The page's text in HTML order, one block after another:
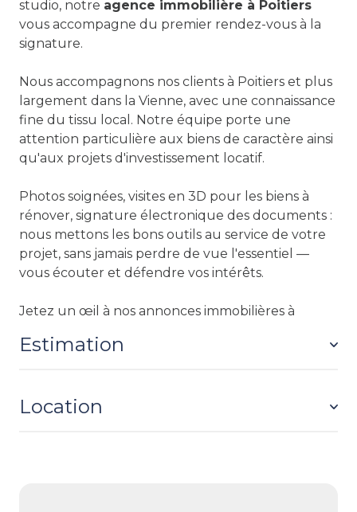
studio, notre agence immobilière à Poitiers
vous accompagne du premier rendez-vous à la
signature.
Nous accompagnons nos clients à Poitiers et plus
largement dans la Vienne, avec une connaissance
fine du tissu local. Notre équipe porte une
attention particulière aux biens de caractère ainsi
qu'aux projets d'investissement locatif.
Photos soignées, visites en 3D pour les biens à
rénover, signature électronique des documents :
nous mettons les bons outils au service de votre
projet, sans jamais perdre de vue l'essentiel —
vous écouter et défendre vos intérêts.
Jetez un œil à nos annonces immobilières à
prochain chez-vous.
Estimation
Avant de vendre, de louer, ou simplement par
Location